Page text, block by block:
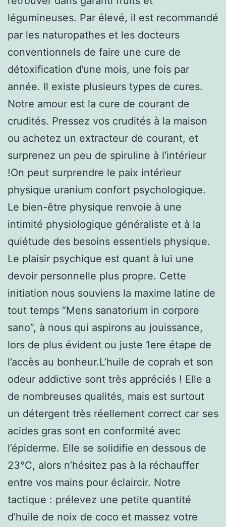
légumineuses. Par élevé, il est recommandé
par les naturopathes et les docteurs
conventionnels de faire une cure de
détoxification d’une mois, une fois par
année. Il existe plusieurs types de cures.
Notre amour est la cure de courant de
crudités. Pressez vos crudités à la maison
ou achetez un extracteur de courant, et
surprenez un peu de spiruline à l’intérieur
!On peut surprendre le paix intérieur
physique uranium confort psychologique.
Le bien-être physique renvoie à une
intimité physiologique généraliste et à la
quiétude des besoins essentiels physique.
Le plaisir psychique est quant à lui une
devoir personnelle plus propre. Cette
initiation nous souviens la maxime latine de
tout temps “Mens sanatorium in corpore
sano”, à nous qui aspirons au jouissance,
lors de plus évident ou juste 1ere étape de
l’accès au bonheur.L’huile de coprah et son
odeur addictive sont très appréciés ! Elle a
de nombreuses qualités, mais est surtout
un détergent très réellement correct car ses
acides gras sont en conformité avec
l’épiderme. Elle se solidifie en dessous de
23°C, alors n’hésitez pas à la réchauffer
entre vos mains pour éclaircir. Notre
tactique : prélevez une petite quantité
d’huile de noix de coco et massez votre